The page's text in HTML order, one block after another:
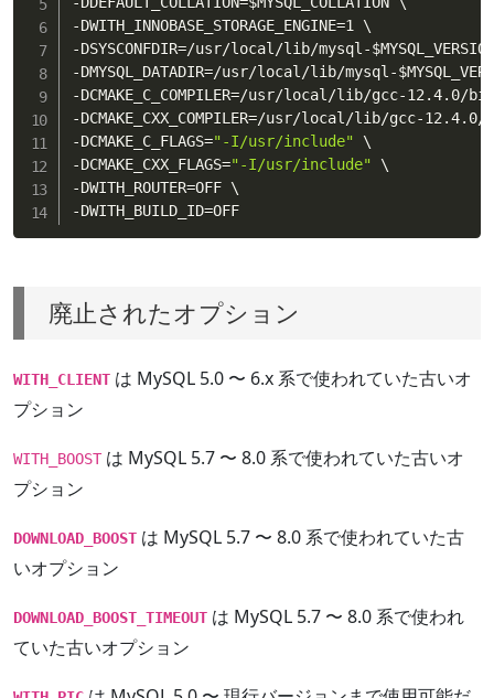
-DWITH_INNOBASE_STORAGE_ENGINE=1 \
-DSYSCONFDIR=/usr/local/lib/mysql-
-DMYSQL_DATADIR=/usr/local/lib/mysql-
-DCMAKE_C_COMPILER=/usr/local/lib/gcc-12.4.0/
-DCMAKE_CXX_COMPILER=/usr/local/lib/gcc-12.4.0/
-DCMAKE_C_FLAGS="-I/usr/include" \
-DCMAKE_CXX_FLAGS="-I/usr/include" \
-DWITH_ROUTER=OFF \
-DWITH_BUILD_ID=OFF
廃止されたオプション
WITH_CLIENT は MySQL 5.0 〜 6.x 系で使われていた古いオ
プション
WITH_BOOST は MySQL 5.7 〜 8.0 系で使われていた古いオ
プション
DOWNLOAD_BOOST は MySQL 5.7 〜 8.0 系で使われていた古
いオプション
DOWNLOAD_BOOST_TIMEOUT は MySQL 5.7 〜 8.0 系で使われ
ていた古いオプション